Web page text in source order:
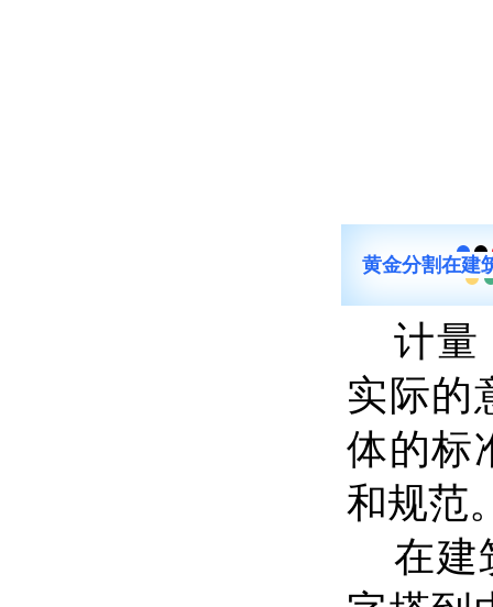
黄金分割在建
计量
实际的
体的标
和规范
在建